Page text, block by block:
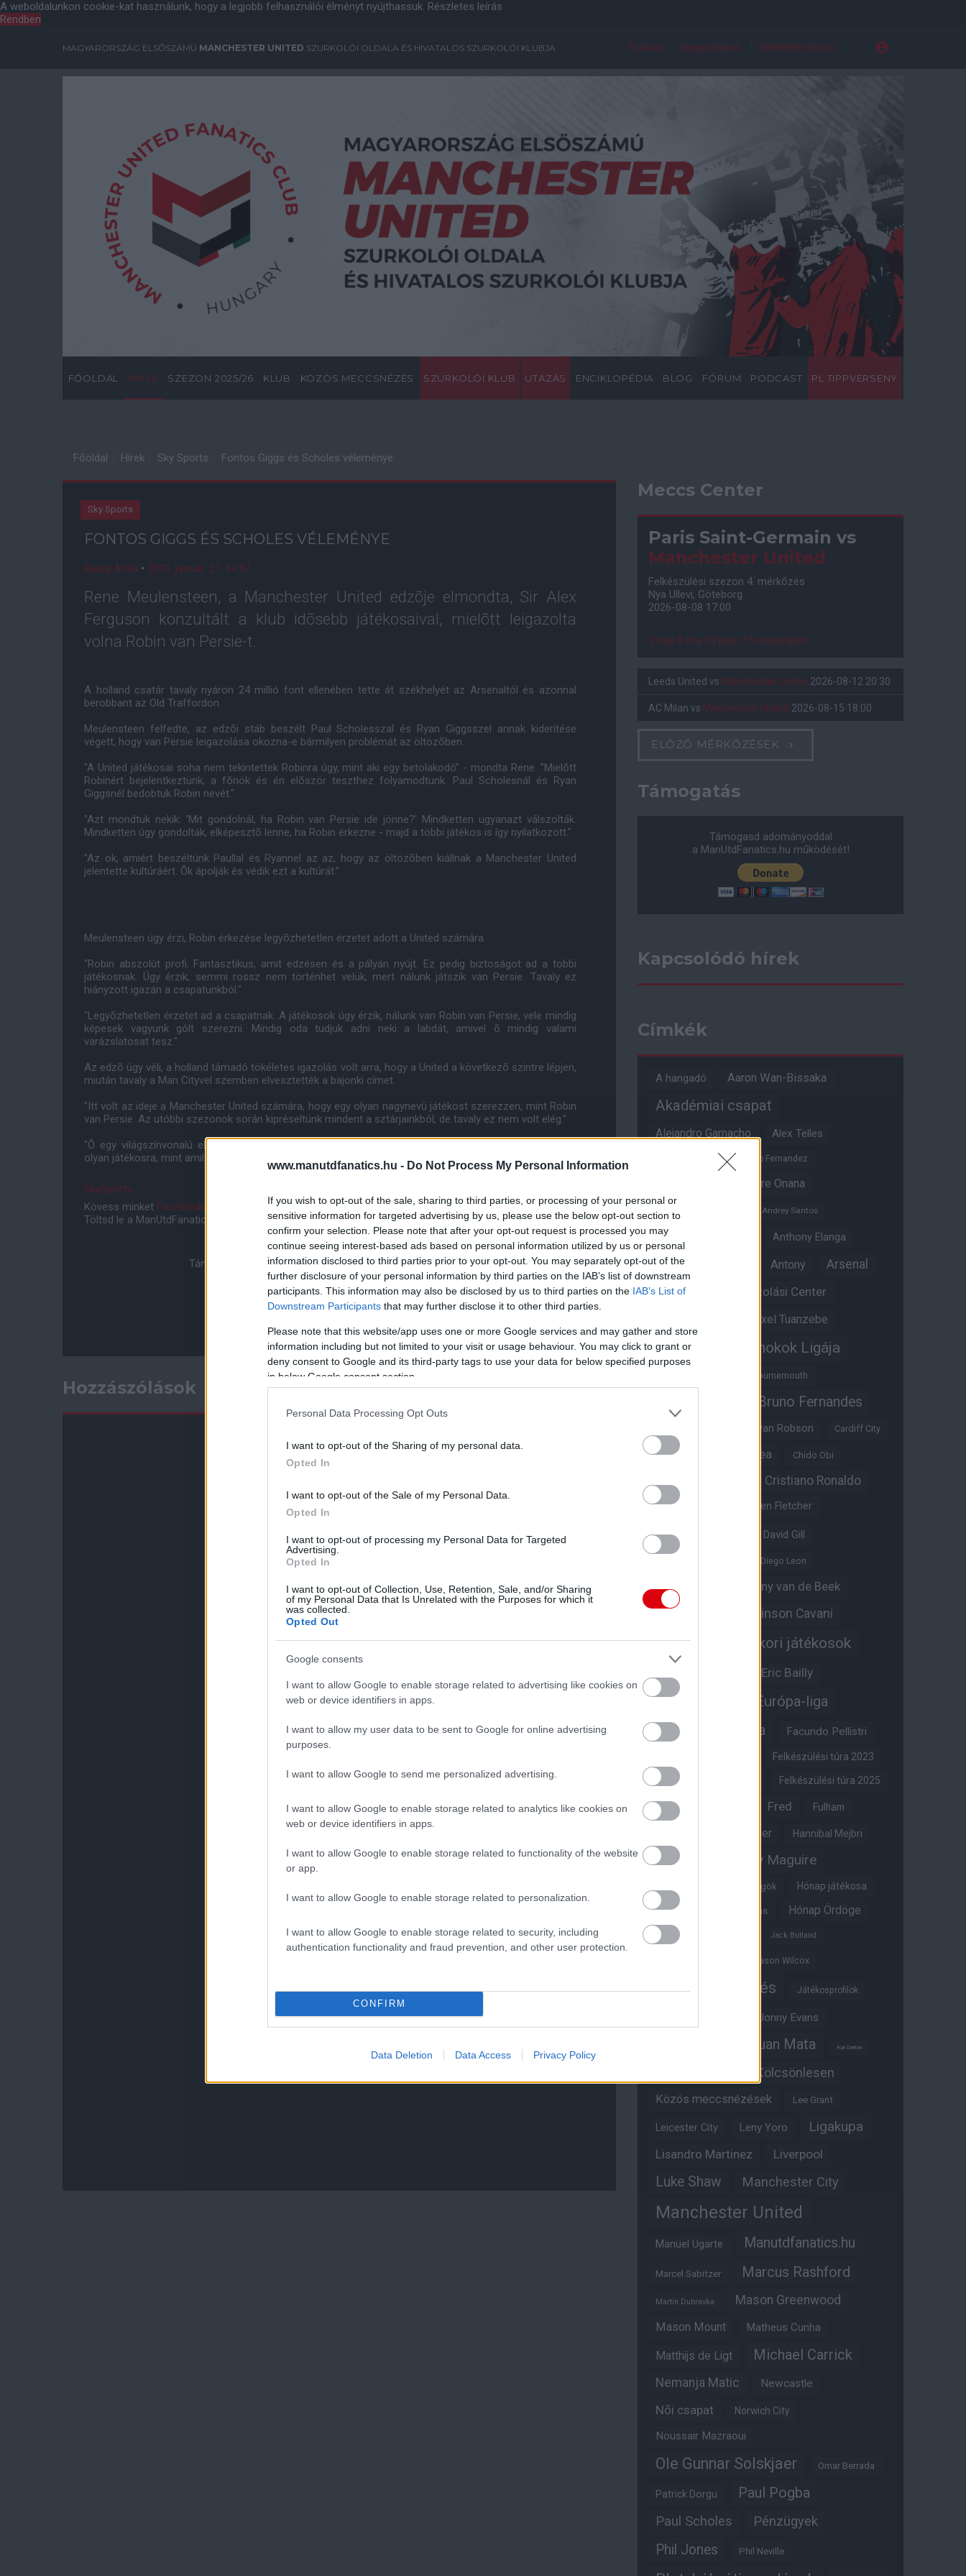
www.manutdfanatics.hu - Do Not Process My Personal Information
If you wish to opt-out of the sale, sharing to third parties, or processing of your personal or
sensitive information for targeted advertising by us, please use the below opt-out section to
confirm your selection. Please note that after your opt-out request is processed you may
continue seeing interest-based ads based on personal information utilized by us or personal
information disclosed to third parties prior to your opt-out. You may separately opt-out of the
further disclosure of your personal information by third parties on the IAB’s list of downstream
participants. This information may also be disclosed by us to third parties on the IAB’s List of
Downstream Participants that may further disclose it to other third parties.
Please note that this website/app uses one or more Google services and may gather and store
information including but not limited to your visit or usage behaviour. You may click to grant or
deny consent to Google and its third-party tags to use your data for below specified purposes
in below Google consent section.
Personal Data Processing Opt Outs
I want to opt-out of the Sharing of my personal data.
Opted In
I want to opt-out of the Sale of my Personal Data.
Opted In
I want to opt-out of processing my Personal Data for Targeted
Advertising.
Opted In
I want to opt-out of Collection, Use, Retention, Sale, and/or Sharing
of my Personal Data that Is Unrelated with the Purposes for which it
was collected.
Opted Out
Google consents
I want to allow Google to enable storage related to advertising like cookies on
web or device identifiers in apps.
I want to allow my user data to be sent to Google for online advertising
purposes.
I want to allow Google to send me personalized advertising.
I want to allow Google to enable storage related to analytics like cookies on
web or device identifiers in apps.
I want to allow Google to enable storage related to functionality of the website
or app.
I want to allow Google to enable storage related to personalization.
I want to allow Google to enable storage related to security, including
authentication functionality and fraud prevention, and other user protection.
CONFIRM
Data Deletion Data Access Privacy Policy
A weboldalunkon cookie-kat használunk, hogy a legjobb felhasználói élményt nyújthassuk. Részletes leírás
Rendben
MAGYARORSZÁG ELSŐSZÁMÚ MANCHESTER UNITED SZURKOLÓI OLDALA ÉS HIVATALOS SZURKOLÓI KLUBJA Főoldal Regisztráció Elfelejtett jelszó
FŐOLDAL HÍREK SZEZON 2025/26 KLUB KÖZÖS MECCSNÉZÉS SZURKOLÓI KLUB UTAZÁS ENCIKLOPÉDIA BLOG FÓRUM PODCAST PL TIPPVERSENY
Főoldal Hírek Sky Sports Fontos Giggs és Scholes véleménye
Sky Sports
FONTOS GIGGS ÉS SCHOLES VÉLEMÉNYE
Balog Attila • 2013. január. 27. 14:57
Rene Meulensteen, a Manchester United edzõje elmondta, Sir Alex
Ferguson konzultált a klub idõsebb játékosaival, mielõtt leigazolta
volna Robin van Persie-t.
A holland csatár tavaly nyáron 24 millió font ellenében tette át székhelyét az Arsenaltól és azonnal
berobbant az Old Traffordon.
Meulensteen felfedte, az edzõi stáb beszélt Paul Scholesszal és Ryan Giggsszel annak kiderítése
végett, hogy van Persie leigazolása okozna-e bármilyen problémát az öltözõben.
"A United játékosai soha nem tekintettek Robinra úgy, mint aki egy betolakodó" - mondta Rene. "Mielõtt
Robinért bejelentkeztünk, a fõnök és én elõször teszthez folyamodtunk. Paul Scholesnál és Ryan
Giggsnél bedobtuk Robin nevét."
"Azt mondtuk nekik: 'Mit gondolnál, ha Robin van Persie ide jönne?' Mindketten ugyanazt válszolták.
Mindketten úgy gondolták, elképesztõ lenne, ha Robin érkezne - majd a többi játékos is így nyilatkozott."
"Az ok, amiért beszéltünk Paullal és Ryannel az az, hogy az öltözõben kiállnak a Manchester United
jelentette kultúráért. Õk ápolják és védik ezt a kultúrát."
Meulensteen úgy érzi, Robin érkezése legyõzhetetlen érzetet adott a United számára.
"Robin abszolút profi. Fantasztikus, amit edzésen és a pályán nyújt. Ez pedig biztoságot ad a többi
játékosnak. Úgy érzik, semmi rossz nem történhet velük, mert nálunk játszik van Persie. Tavaly ez
hiányzott igazán a csapatunkból."
"Legyõzhetetlen érzetet ad a csapatnak. A játékosok úgy érzik, nálunk van Robin van Persie, vele mindig
képesek vagyunk gólt szerezni. Mindig oda tudjuk adni neki a labdát, amivel õ mindig valami
varázslatosat tesz."
Az edzõ úgy véli, a holland támadó tökéletes igazolás volt arra, hogy a United a következõ szintre lépjen,
miután tavaly a Man Cityvel szemben elvesztették a bajonki címet.
"Itt volt az ideje a Manchester United számára, hogy egy olyan nagynevû játékost szerezzen, mint Robin
van Persie. Az utóbbi szezonok során kipréseltünk mindent a sztárjainkból, de tavaly ez nem volt elég."
"Õ egy világszínvonalú elõadó. Nekünk, mint a világ egyik legnagyobb klubjának szükségünk volt egy
olyan játékosra, mint amilyen õ."
SkySports
Kövess minket Facebookon InstagramonésYouTube-on is!
Töltsd le a ManUtdFanatics.hu mobil applikációt AndroidraésiOS-re!
Támogasd adományoddal a ManUtdFanatics.hu működését!
Hozzászólások
Meccs Center
Paris Saint-Germain vs
Manchester United
Felkészülési szezon 4. mérkőzés
Nya Ullevi, Göteborg
2026-08-08 17:00
2 nap 8 óra 10 perc 14 másodperc
Leeds United vs Manchester United 2026-08-12 20:30
AC Milan vs Manchester United 2026-08-15 18:00
ELŐZŐ MÉRKŐZÉSEK
Támogatás
Támogasd adományoddal
a ManUtdFanatics.hu működését!
Kapcsolódó hírek
Címkék
A hangadó Aaron Wan-Bissaka
Akadémiai csapat
Alejandro Garnacho Alex Telles
Alvaro Fernandez
Andre Onana
Andreas Pereira
Andrey Santos
Angol válogatott Anthony Elanga
Anthony Martial Antony Arsenal
Aston Villa Átigazolási Center
Axel Tuanzebe
Ayden Heaven Bajnokok Ligája
Bournemouth
Bruno Fernandes
Bryan Robson Cardiff City
Casemiro Chelsea Chido Obi
Cristiano Ronaldo
Crystal Palace Darren Fletcher
David De Gea David Gill
Diego Leon
Diogo Dalot
Donny van de Beek
Edinson Cavani
Edzői stáb Egykori játékosok
Eric Bailly
Erik ten Hag Európa-liga
Everton FA-kupa Facundo Pellistri
Felkészülési túra 2023
Felkészülési túra 2024 Felkészülési túra 2025
Felkészülési túra 2026 Fred Fulham
Glazer Hannibal Mejbri
Harry Amass Harry Maguire
Híres magyar Vörös Ördögök Hónap játékosa
Hónap legjobbja szavazás Hónap Ördöge
Hull City Jack Butland
Jason Wilcox
Játékosértékelés Játékosprofilok
Jonny Evans
Juan Mata Karl Darlow
Kölcsönlesen
Közös meccsnézések Lee Grant
Leicester City Leny Yoro Ligakupa
Lisandro Martinez Liverpool
Luke Shaw Manchester City
Manchester United
Manuel Ugarte Manutdfanatics.hu
Marcel Sabitzer Marcus Rashford
Martin Dubravka Mason Greenwood
Mason Mount Matheus Cunha
Matthijs de Ligt Michael Carrick
Nemanja Matic Newcastle
Női csapat Norwich City
Noussair Mazraoui
Ole Gunnar Solskjaer Omar Berrada
Patrick Dorgu Paul Pogba
Paul Scholes Pénzügyek
Phil Jones Phil Neville